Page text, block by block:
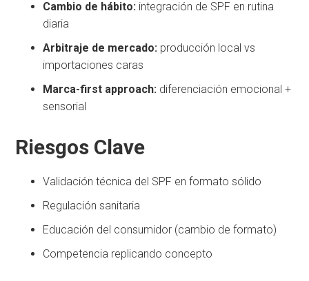
Cambio de hábito: integración de SPF en rutina
diaria
Arbitraje de mercado: producción local vs
importaciones caras
Marca-first approach: diferenciación emocional +
sensorial
Riesgos Clave
Validación técnica del SPF en formato sólido
Regulación sanitaria
Educación del consumidor (cambio de formato)
Competencia replicando concepto